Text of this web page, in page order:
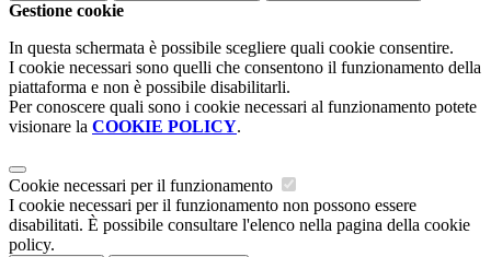
Gestione cookie
In questa schermata è possibile scegliere quali cookie consentire.
I cookie necessari sono quelli che consentono il funzionamento della
piattaforma e non è possibile disabilitarli.
Per conoscere quali sono i cookie necessari al funzionamento potete
visionare la COOKIE POLICY.
Cookie necessari per il funzionamento
I cookie necessari per il funzionamento non possono essere
disabilitati. È possibile consultare l'elenco nella pagina della cookie
policy.